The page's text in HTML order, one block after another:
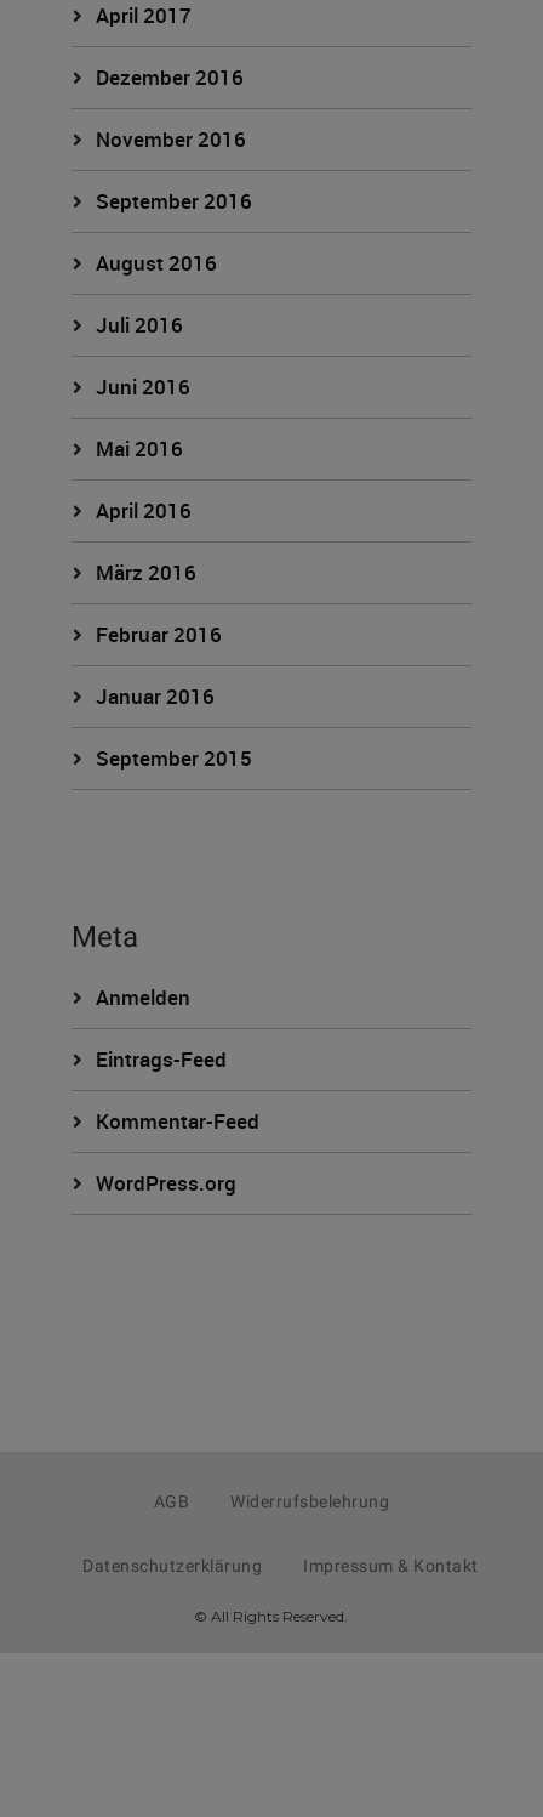
April 2017
Dezember 2016
November 2016
September 2016
August 2016
Juli 2016
Juni 2016
Mai 2016
April 2016
März 2016
Februar 2016
Januar 2016
September 2015
Meta
Anmelden
Eintrags-Feed
Kommentar-Feed
WordPress.org
AGB Widerrufsbelehrung
Datenschutzerklärung Impressum & Kontakt
© All Rights Reserved.